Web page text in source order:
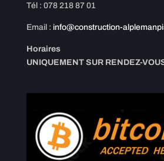
Tél : 078 218 87 01
Email : info@construction-
Horaires
UNIQUEMENT SUR RENDEZ-